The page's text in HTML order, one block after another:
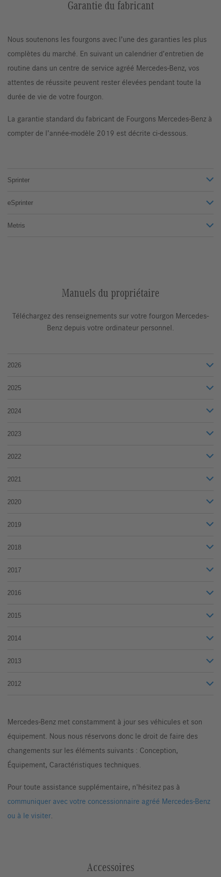
Garantie du fabricant
Nous soutenons les fourgons avec l’une des garanties les plus
complètes du marché. En suivant un calendrier d’entretien de
routine dans un centre de service agréé Mercedes-Benz, vos
attentes de réussite peuvent rester élevées pendant toute la
durée de vie de votre fourgon.
La garantie standard du fabricant de Fourgons Mercedes-Benz à
compter de l’année-modèle 2019 est décrite ci-dessous.
Sprinter
eSprinter
Metris
Manuels du propriétaire
Téléchargez des renseignements sur votre fourgon Mercedes-
Benz depuis votre ordinateur personnel.
2026
2025
2024
2023
2022
2021
2020
2019
2018
2017
2016
2015
2014
2013
2012
Mercedes-Benz met constamment à jour ses véhicules et son
équipement. Nous nous réservons donc le droit de faire des
changements sur les éléments suivants : Conception,
Équipement, Caractéristiques techniques.
Pour toute assistance supplémentaire, n'hésitez pas à
communiquer avec votre concessionnaire agréé Mercedes-Benz
ou à le visiter.
Accessoires